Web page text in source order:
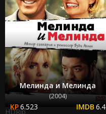
Мелинда и Мелинда
(2004)
6.523 6.4
HDRip